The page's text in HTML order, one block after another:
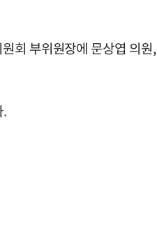
회 부위원장에 문상엽 의
.